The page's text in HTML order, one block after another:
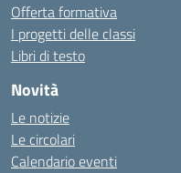
Offerta formativa
I progetti delle classi
Libri di testo
Novità
Le notizie
Le circolari
Calendario eventi